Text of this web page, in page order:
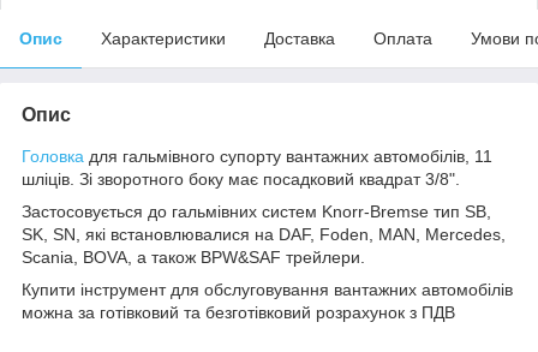
Опис Характеристики Доставка Оплата Умови
Опис
Головка для гальмівного супорту вантажних автомобілів, 11
шліців. Зі зворотного боку має посадковий квадрат 3/8".
Застосовується до гальмівних систем Knorr-Bremse тип SB,
SK, SN, які встановлювалися на DAF, Foden, MAN, Mercedes,
Scania, BOVA, а також BPW&SAF трейлери.
Купити інструмент для обслуговування вантажних автомобілів
можна за готівковий та безготівковий розрахунок з ПДВ